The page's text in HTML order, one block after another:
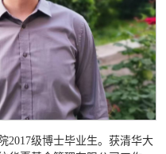
2017级博士毕业生。获清华大